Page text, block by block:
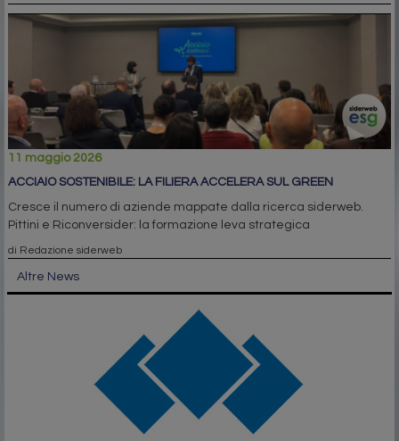
11 maggio 2026
ACCIAIO SOSTENIBILE: LA FILIERA ACCELERA SUL GREEN
Cresce il numero di aziende mappate dalla ricerca siderweb.
Pittini e Riconversider: la formazione leva strategica
di Redazione siderweb
Altre News